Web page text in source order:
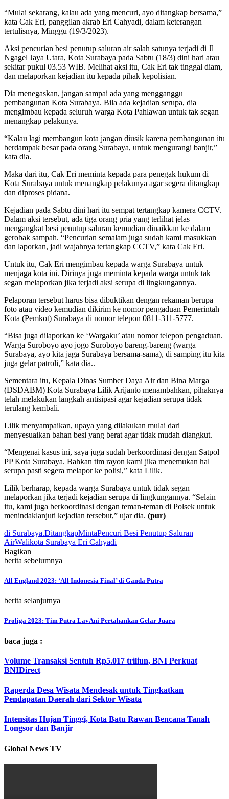
“Mulai sekarang, kalau ada yang mencuri, ayo ditangkap bersama,”
kata Cak Eri, panggilan akrab Eri Cahyadi, dalam keterangan
tertulisnya, Minggu (19/3/2023).
Aksi pencurian besi penutup saluran air salah satunya terjadi di Jl
Ngagel Jaya Utara, Kota Surabaya pada Sabtu (18/3) dini hari atau
sekitar pukul 03.53 WIB. Melihat aksi itu, Cak Eri tak tinggal diam,
dan melaporkan kejadian itu kepada pihak kepolisian.
Dia menegaskan, jangan sampai ada yang mengganggu
pembangunan Kota Surabaya. Bila ada kejadian serupa, dia
mengimbau kepada seluruh warga Kota Pahlawan untuk tak segan
menangkap pelakunya.
“Kalau lagi membangun kota jangan diusik karena pembangunan itu
berdampak besar pada orang Surabaya, untuk mengurangi banjir,”
kata dia.
Maka dari itu, Cak Eri meminta kepada para penegak hukum di
Kota Surabaya untuk menangkap pelakunya agar segera ditangkap
dan diproses pidana.
Kejadian pada Sabtu dini hari itu sempat tertangkap kamera CCTV.
Dalam aksi tersebut, ada tiga orang pria yang terlihat jelas
mengangkat besi penutup saluran kemudian dinaikkan ke dalam
gerobak sampah. “Pencurian semalam juga sudah kami masukkan
dan laporkan, jadi wajahnya tertangkap CCTV,” kata Cak Eri.
Untuk itu, Cak Eri mengimbau kepada warga Surabaya untuk
menjaga kota ini. Dirinya juga meminta kepada warga untuk tak
segan melaporkan jika terjadi aksi serupa di lingkungannya.
Pelaporan tersebut harus bisa dibuktikan dengan rekaman berupa
foto atau video kemudian dikirim ke nomor pengaduan Pemerintah
Kota (Pemkot) Surabaya di nomor telepon 0811-311-5777.
“Bisa juga dilaporkan ke ‘Wargaku’ atau nomor telepon pengaduan.
Warga Suroboyo ayo jogo Suroboyo bareng-bareng (warga
Surabaya, ayo kita jaga Surabaya bersama-sama), di samping itu kita
juga gelar patroli,” kata dia..
Sementara itu, Kepala Dinas Sumber Daya Air dan Bina Marga
(DSDABM) Kota Surabaya Lilik Arijanto menambahkan, pihaknya
telah melakukan langkah antisipasi agar kejadian serupa tidak
terulang kembali.
Lilik menyampaikan, upaya yang dilakukan mulai dari
menyesuaikan bahan besi yang berat agar tidak mudah diangkut.
“Mengenai kasus ini, saya juga sudah berkoordinasi dengan Satpol
PP Kota Surabaya. Bahkan tim rayon kami jika menemukan hal
serupa pasti segera melapor ke polisi,” kata Lilik.
Lilik berharap, kepada warga Surabaya untuk tidak segan
melaporkan jika terjadi kejadian serupa di lingkungannya. “Selain
itu, kami juga berkoordinasi dengan teman-teman di Polsek untuk
menindaklanjuti kejadian tersebut,” ujar dia. (pur)
di Surabaya.DitangkapMintaPencuri Besi Penutup Saluran
AirWalikota Surabaya Eri Cahyadi
Bagikan
berita sebelumnya
All England 2023: ‘All Indonesia Final’ di Ganda Putra
berita selanjutnya
Proliga 2023: Tim Putra LavAni Pertahankan Gelar Juara
baca juga :
Volume Transaksi Sentuh Rp5.017 triliun, BNI Perkuat
BNIDirect
Raperda Desa Wisata Mendesak untuk Tingkatkan
Pendapatan Daerah dari Sektor Wisata
Intensitas Hujan Tinggi, Kota Batu Rawan Bencana Tanah
Longsor dan Banjir
Global News TV